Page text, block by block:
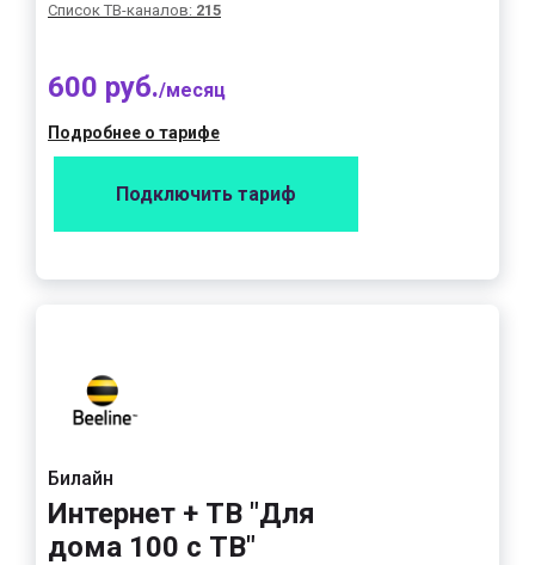
Список ТВ-каналов: 215
600 руб./месяц
Подробнее о тарифе
Подключить тариф
Билайн
Интернет + ТВ "Для
дома 100 с ТВ"